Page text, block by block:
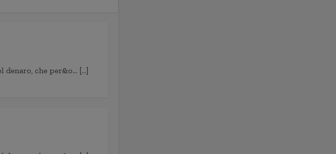
denaro, che per&o… […]